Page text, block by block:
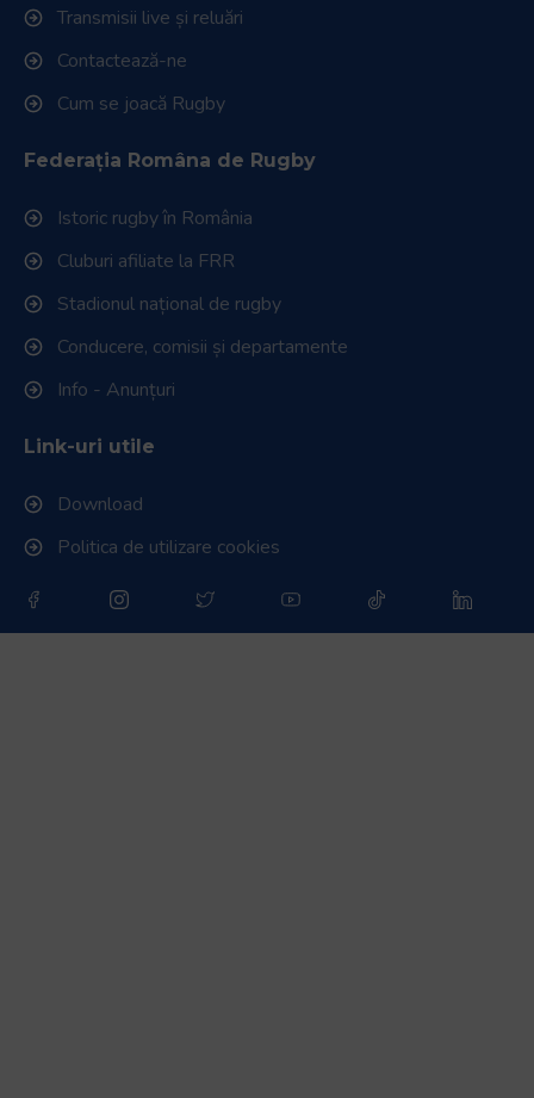
Transmisii live și reluări
Contactează-ne
Cum se joacă Rugby
Federația Româna de Rugby
Istoric rugby în România
Cluburi afiliate la FRR
Stadionul național de rugby
Conducere, comisii și departamente
Info - Anunțuri
Link-uri utile
Download
Politica de utilizare cookies